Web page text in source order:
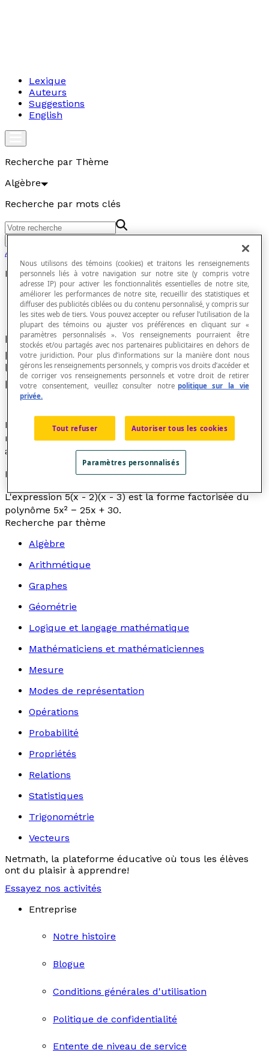
Lexique
Auteurs
Suggestions
English
Recherche par Thème
Algèbre
Recherche par mots clés
Algèbre
Forme factorisée d'un polynôme
Écriture d'un polynôme sous la forme d'un
produit de polynômes de degrés inférieurs,
lorsqu'unefactorisationdu polynôme est
possible.
La factorisation est possible dans l'ensemble des
nombres réels s'il existe au moins un nombre réel qui
annule le polynôme.
Exemple
L'expression 5(x- 2)(x- 3) est la forme factorisée du
polynôme 5x² − 25x + 30.
Recherche par thème
Algèbre
Arithmétique
Graphes
Géométrie
Logique et langage mathématique
Mathématiciens et mathématiciennes
Mesure
Modes de représentation
Opérations
Probabilité
Propriétés
Relations
Statistiques
Trigonométrie
Vecteurs
Netmath, la plateforme éducative où tous les élèves
ont du plaisir à apprendre!
Essayez nos activités
Entreprise
Notre histoire
Blogue
Conditions générales d'utilisation
Politique de confidentialité
Entente de niveau de service
Nous utilisons des témoins (cookies) et traitons les renseignements
personnels liés à votre navigation sur notre site (y compris votre
adresse IP) pour activer les fonctionnalités essentielles de notre site,
améliorer les performances de notre site, recueillir des statistiques et
diffuser des publicités ciblées ou du contenu personnalisé, y compris sur
les sites web de tiers. Vous pouvez accepter ou refuser l’utilisation de la
plupart des témoins ou ajuster vos préférences en cliquant sur «
paramètres personnalisés ». Vos renseignements pourraient être
stockés et/ou partagés avec nos partenaires publicitaires en dehors de
votre juridiction. Pour plus d’informations sur la manière dont nous
gérons les renseignements personnels, y compris vos droits d’accéder et
de corriger vos renseignements personnels et votre droit de retirer
votre consentement, veuillez consulter notre politique sur la vie
privée.
Tout refuser Autoriser tous les cookies
Paramètres personnalisés